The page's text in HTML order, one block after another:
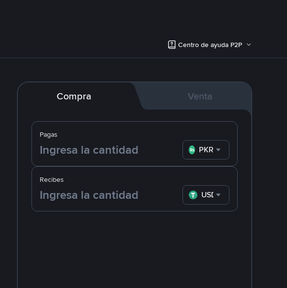
Centro de ayuda P2P
Compra Venta
Pagas
PKR
Recibes
USDT